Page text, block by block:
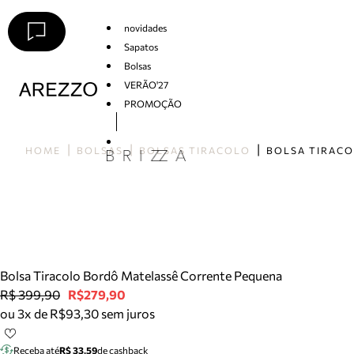
novidades
Sapatos
Bolsas
VERÃO'27
PROMOÇÃO
HOME BOLSAS BOLSAS TIRACOLO
Bolsa Tiracolo Bordô Matelassê Corrente Pequena
R$ 399,90 R$279,90
ou 3x de R$93,30 sem juros
Receba atéR$ 33,59de cashback